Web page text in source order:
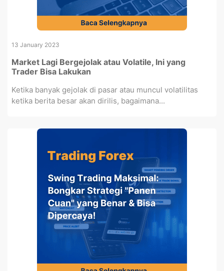
13 January 2023
Market Lagi Bergejolak atau Volatile, Ini yang
Trader Bisa Lakukan
Ketika banyak gejolak di pasar atau muncul volatilitas
ketika berita besar akan dirilis, bagaimana...